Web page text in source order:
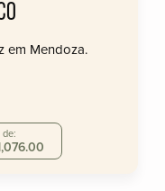
em Mendoza.